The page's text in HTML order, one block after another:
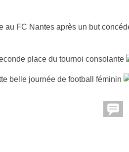
au FC Nantes après un but
place du tournoi consolante
belle journée de football féminin